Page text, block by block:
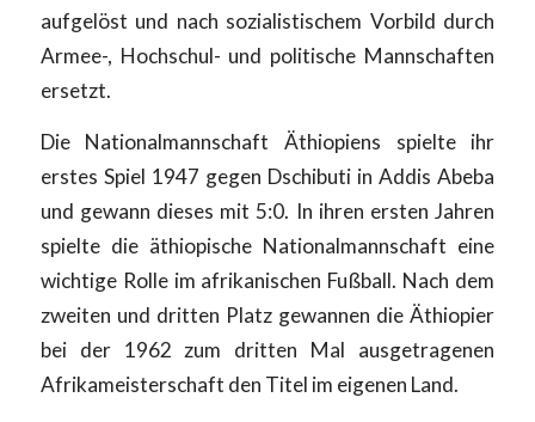
aufgelöst und nach sozialistischem Vorbild durch
Armee-, Hochschul- und politische Mannschaften
ersetzt.
Die Nationalmannschaft Äthiopiens spielte ihr
erstes Spiel 1947 gegen Dschibuti in Addis Abeba
und gewann dieses mit 5:0. In ihren ersten Jahren
spielte die äthiopische Nationalmannschaft eine
wichtige Rolle im afrikanischen Fußball. Nach dem
zweiten und dritten Platz gewannen die Äthiopier
bei der 1962 zum dritten Mal ausgetragenen
Afrikameisterschaft den Titel im eigenen Land.